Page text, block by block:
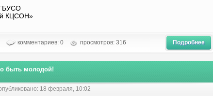
КЦСОН»
комментариев: 0 просмотров: 316 Подробнее
быть молодой!
18 февраля, 10:02